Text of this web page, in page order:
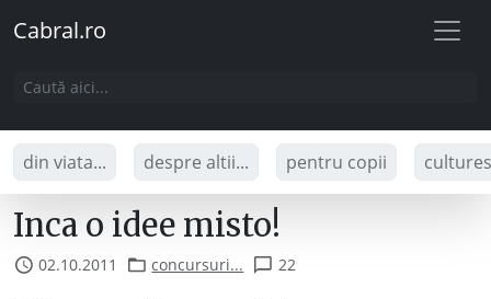
Cabral.ro
din viata... despre altii... pentru copii
Inca o idee misto!
02.10.2011 concursuri... 22